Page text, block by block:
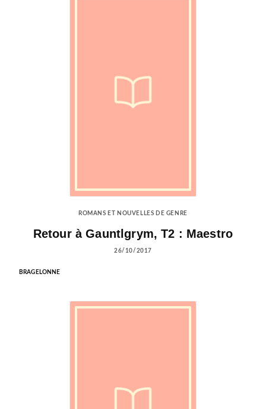
ROMANS ET NOUVELLES DE GENRE
Retour à Gauntlgrym, T2 : Maestro
26/10/2017
BRAGELONNE